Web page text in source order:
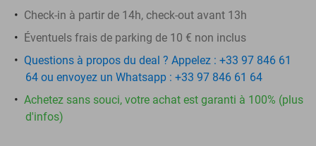
Check-in à partir de 14h, check-out avant 13h
Éventuels frais de parking de 10 € non inclus
Questions à propos du deal ? Appelez : +33 97 846 61
64 ou envoyez un Whatsapp : +33 97 846 61 64
Achetez sans souci, votre achat est garanti à 100% (plus
d'infos)